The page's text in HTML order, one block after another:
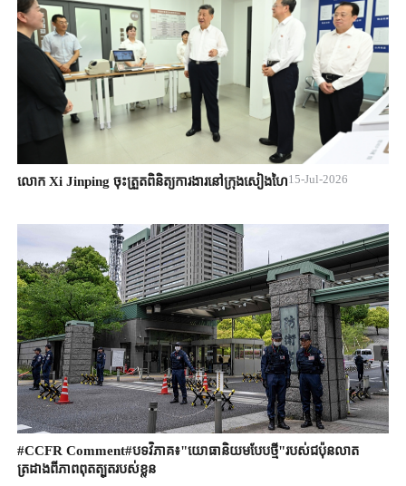
លោក Xi Jinping ចុះត្រួតពិនិត្យការងារនៅក្រុងសៀងហៃ15-Jul-2026
#CCFR Comment#បទវិភាគ៖"យោធានិយមបែបថ្មី"របស់ជប៉ុនលាត
ត្រដាងពីភាពពុតត្បុតរបស់ខ្លួន